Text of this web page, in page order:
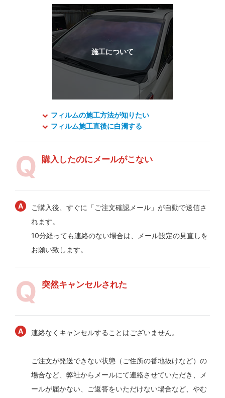
フィルムの施工方法が知りたい
フィルム施工直後に白濁する
購入したのにメールがこない
ご購入後、すぐに「ご注文確認メール」が自動で送信さ
れます。
10分経っても連絡のない場合は、メール設定の見直しを
お願い致します。
突然キャンセルされた
連絡なくキャンセルすることはございません。
ご注文が発送できない状態（ご住所の番地抜けなど）の
場合など、弊社からメールにて連絡させていただき、メ
ールが届かない、ご返答をいただけない場合など、やむ